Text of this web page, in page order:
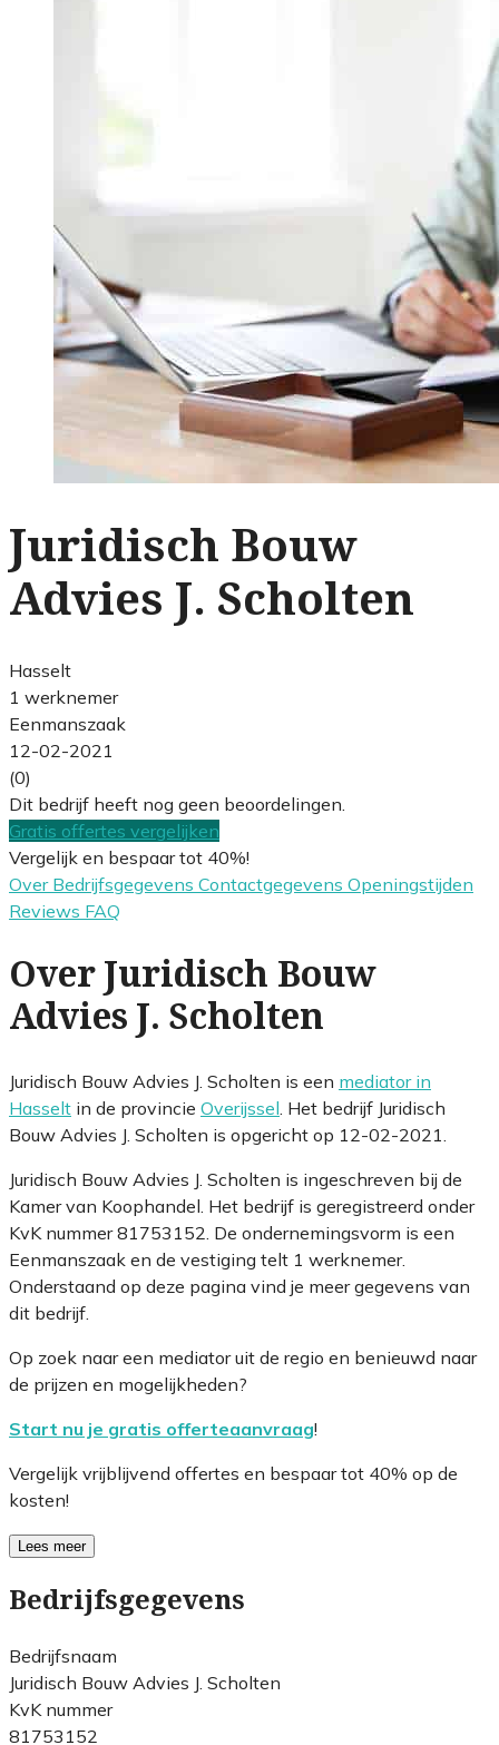
Juridisch Bouw
Advies J. Scholten
Hasselt
1 werknemer
Eenmanszaak
12-02-2021
(0)
Dit bedrijf heeft nog geen beoordelingen.
Gratis offertes vergelijken
Vergelijk en bespaar tot 40%!
Over Bedrijfsgegevens Contactgegevens Openingstijden
Reviews FAQ
Over Juridisch Bouw
Advies J. Scholten
Juridisch Bouw Advies J. Scholten is een mediator in
Hasselt in de provincie Overijssel . Het bedrijf Juridisch
Bouw Advies J. Scholten is opgericht op 12-02-2021.
Juridisch Bouw Advies J. Scholten is ingeschreven bij de
Kamer van Koophandel. Het bedrijf is geregistreerd onder
KvK nummer 81753152. De ondernemingsvorm is een
Eenmanszaak en de vestiging telt 1 werknemer.
Onderstaand op deze pagina vind je meer gegevens van
dit bedrijf.
Op zoek naar een mediator uit de regio en benieuwd naar
de prijzen en mogelijkheden?
Start nu je gratis offerteaanvraag!
Vergelijk vrijblijvend offertes en bespaar tot 40% op de
kosten!
Lees meer
Bedrijfsgegevens
Bedrijfsnaam
Juridisch Bouw Advies J. Scholten
KvK nummer
81753152